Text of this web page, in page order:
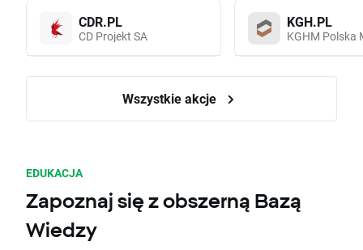
CDR.PL
CD Projekt SA
KGH.PL
KGHM Polska
Wszystkie akcje
EDUKACJA
Zapoznaj się z obszerną Bazą
Wiedzy